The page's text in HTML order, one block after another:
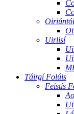
Uirlisí
Táirgí Folúis
Feistis